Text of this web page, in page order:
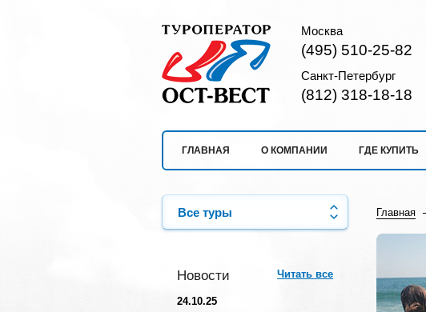
Москва
(495) 510-25-82
Санкт-Петербург
(812) 318-18-18
ГЛАВНАЯ О КОМПАНИИ ГДЕ КУПИТЬ
Все туры
Новости Читать все
24.10.25
Главная